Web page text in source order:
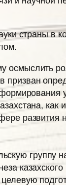
страны в
осмыслить
призван
как
развития
группу